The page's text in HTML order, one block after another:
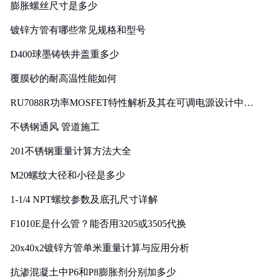
膨胀螺丝尺寸是多少
镀锌方管有哪些常见规格和型号
D400球墨铸铁井盖重多少
覆膜砂的耐高温性能如何
RU7088R功率MOSFET特性解析及其在可调电源设计中的
不锈钢通风 管道施工
201不锈钢重量计算方法大全
M20螺纹大径和小径是多少
1-1/4 NPT螺纹参数及底孔尺寸详解
F1010E是什么管？能否用3205或3505代换
20x40x2镀锌方管单米重量计算与应用分析
抗渗混凝土中P6和P8膨胀剂分别加多少